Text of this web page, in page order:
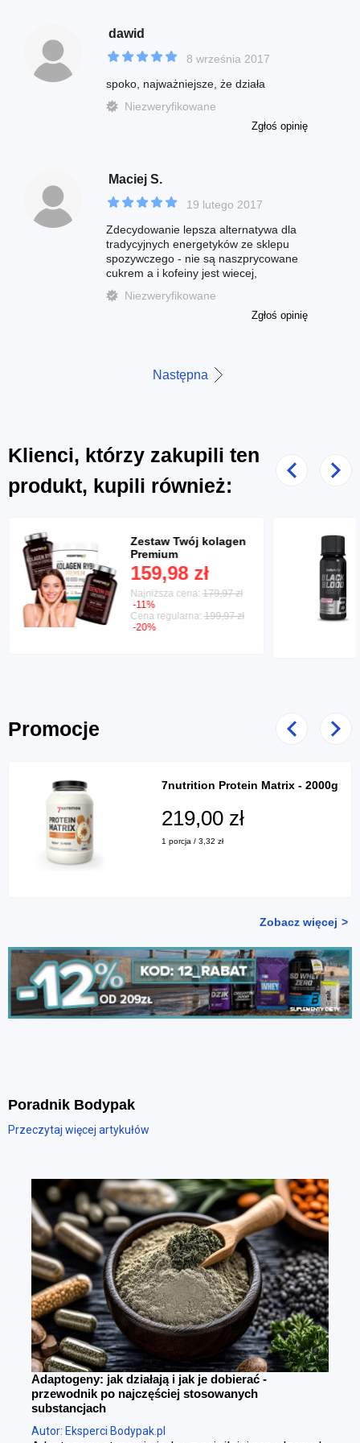
dawid
8 września 2017
spoko, najważniejsze, że działa
Niezweryfikowane
Zgłoś opinię
Maciej S.
19 lutego 2017
Zdecydowanie lepsza alternatywa dla
tradycyjnych energetyków ze sklepu
spozywczego - nie są naszprycowane
cukrem a i kofeiny jest wiecej,
Niezweryfikowane
Zgłoś opinię
Następna
Klienci, którzy zakupili ten
produkt, kupili również:
Poprzedni
Zestaw Twój kolagen
Premium
159,98 zł
Najniższa cena: 179,97 zł
-11%
Cena regularna: 199,97 zł
-20%
Promocje Poprzedni
7nutrition Protein Matrix - 2000g
219,00 zł
1 porcja / 3,32 zł
Zobacz więcej
Poradnik Bodypak
Przeczytaj więcej artykułów
Adaptogeny: jak działają i jak je dobierać -
przewodnik po najczęściej stosowanych
substancjach
Autor: Eksperci Bodypak.pl